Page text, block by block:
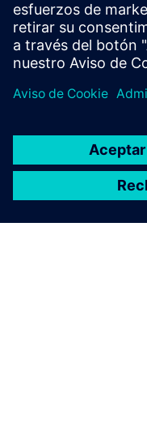
Encuentre trainings
Buscar clases